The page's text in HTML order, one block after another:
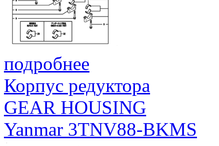
подробнее
Корпус редуктора
GEAR HOUSING
Yanmar 3TNV88-BKMS